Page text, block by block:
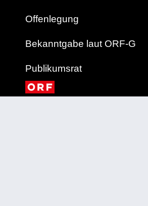
Offenlegung
Bekanntgabe laut ORF-G
Publikumsrat